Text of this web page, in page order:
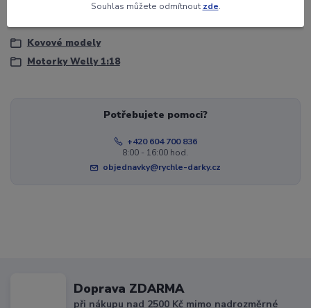
Kovové modely
Motorky Welly 1:18
Potřebujete pomoci?
+420 604 700 836
8:00 - 16:00 hod.
objednavky@rychle-darky.cz
Doprava ZDARMA
při nákupu nad 2500 Kč mimo nadrozměrné
Souhlas můžete odmítnout zde.